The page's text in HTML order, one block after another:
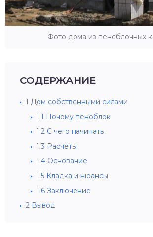
Фото дома из пеноблочных
СОДЕРЖАНИЕ
1 Дом собственными силами
1.1 Почему пеноблок
1.2 С чего начинать
1.3 Расчеты
1.4 Основание
1.5 Кладка и нюансы
1.6 Заключение
2 Вывод